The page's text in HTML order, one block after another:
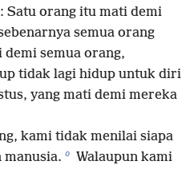
Satu orang itu mati demi
semua orang
demi semua orang,
tidak lagi hidup untuk diri
yang mati demi mereka
kami tidak menilai siapa
manusia. o Walaupun kami